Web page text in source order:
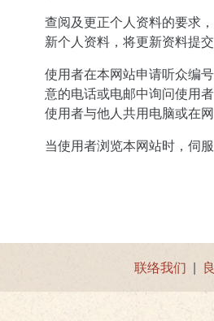
查阅及更正个人资料的要求
新个人资料，将更新资料提
使用者在本网站申请听众编
意的电话或电邮中询问使用
使用者与他人共用电脑或在
当使用者浏览本网站时，伺
联络我们 |